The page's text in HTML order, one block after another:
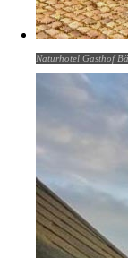
Naturhotel Gasthof